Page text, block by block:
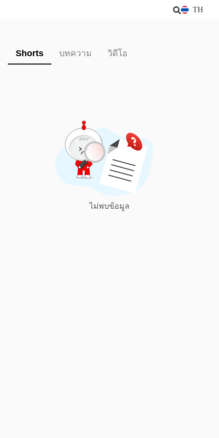
TH
Shorts บทความ วิดีโอ
ไม่พบข้อมูล